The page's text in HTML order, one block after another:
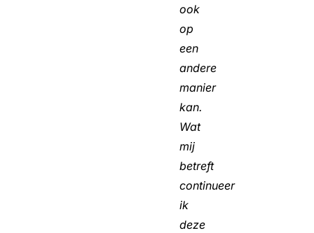
ook
op
een
andere
manier
kan.
Wat
mij
betreft
continueer
ik
deze